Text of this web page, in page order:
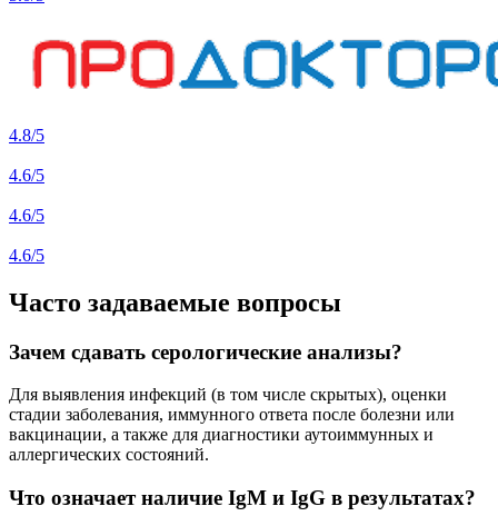
4.8/5
4.6/5
4.6/5
4.6/5
Часто задаваемые вопросы
Зачем сдавать серологические анализы?
Для выявления инфекций (в том числе скрытых), оценки
стадии заболевания, иммунного ответа после болезни или
вакцинации, а также для диагностики аутоиммунных и
аллергических состояний.
Что означает наличие IgM и IgG в результатах?